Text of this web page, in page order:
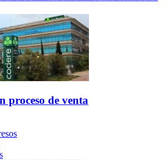
proceso de venta